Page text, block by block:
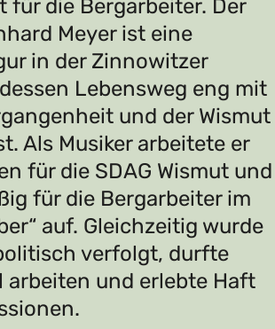
für die Bergarbeiter. Der
Meyer ist eine
in der Zinnowitzer
Lebensweg eng mit
und der Wismut
Als Musiker arbeitete er
für die SDAG Wismut und
für die Bergarbeiter im
auf. Gleichzeitig wurde
verfolgt, durfte
arbeiten und erlebte Haft